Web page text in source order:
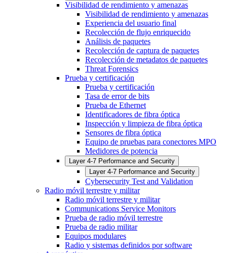
Visibilidad de rendimiento y amenazas
Visibilidad de rendimiento y amenazas
Experiencia del usuario final
Recolección de flujo enriquecido
Análisis de paquetes
Recolección de captura de paquetes
Recolección de metadatos de paquetes
Threat Forensics
Prueba y certificación
Prueba y certificación
Tasa de error de bits
Prueba de Ethernet
Identificadores de fibra óptica
Inspección y limpieza de fibra óptica
Sensores de fibra óptica
Equipo de pruebas para conectores MPO
Medidores de potencia
Layer 4-7 Performance and Security
Layer 4-7 Performance and Security
Cybersecurity Test and Validation
Radio móvil terrestre y militar
Radio móvil terrestre y militar
Communications Service Monitors
Prueba de radio móvil terrestre
Prueba de radio militar
Equipos modulares
Radio y sistemas definidos por software